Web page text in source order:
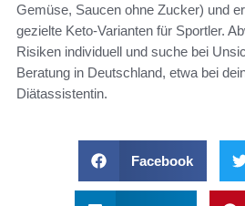
Gemüse, Saucen ohne Zucker) und
gezielte Keto‑Varianten für Sportler.
Risiken individuell und suche bei
Beratung in Deutschland, etwa bei
Diätassistentin.
Facebook